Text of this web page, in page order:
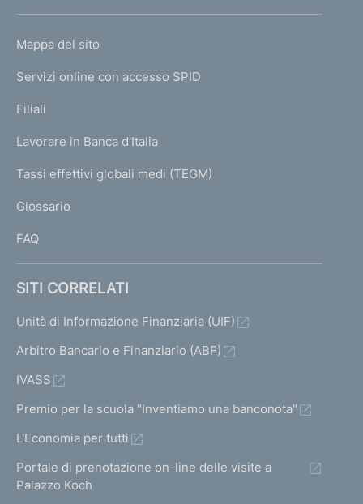
m
e
a
g
L
N
K
T
I
I
Mappa del sito
Servizi online con accesso SPID
Filiali
Lavorare in Banca d'Italia
Tassi effettivi globali medi (TEGM)
Glossario
FAQ
SITI CORRELATI
Unità di Informazione Finanziaria (UIF)
Arbitro Bancario e Finanziario (ABF)
IVASS
Premio per la scuola "Inventiamo una banconota"
L'Economia per tutti
Portale di prenotazione on-line delle visite a
Palazzo Koch